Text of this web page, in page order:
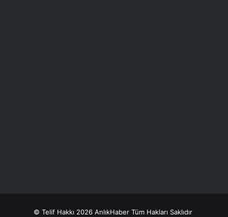
© Telif Hakkı 2026 AnlıkHaber Tüm Hakları Saklıdır